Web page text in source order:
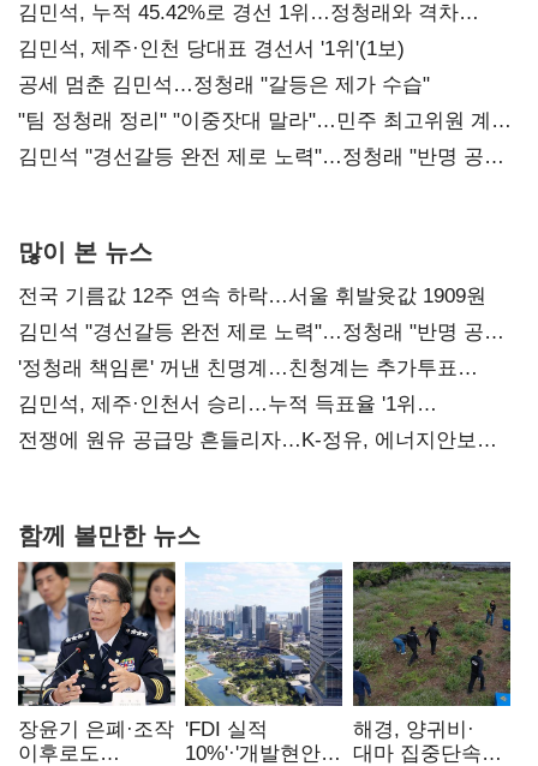
김민석, 누적 45.42%로 경선 1위…정청래와 격차
0.86%p(2보)
김민석, 제주·인천 당대표 경선서 '1위'(1보)
공세 멈춘 김민석…정청래 "갈등은 제가 수습"
"팀 정청래 정리" "이중잣대 말라"…민주 최고위원 계파
다툼 격화
김민석 "경선갈등 완전 제로 노력"…정청래 "반명 공세
많이 본 뉴스
전국 기름값 12주 연속 하락…서울 휘발윳값 1909원
김민석 "경선갈등 완전 제로 노력"…정청래 "반명 공세
사과부터"
'정청래 책임론' 꺼낸 친명계…친청계는 추가투표
때리기
김민석, 제주·인천서 승리…누적 득표율 '1위
탈환'(종합)
전쟁에 원유 공급망 흔들리자…K-정유, 에너지안보
함께 볼만한 뉴스
장윤기 은폐·조작
이후로도
'FDI 실적
10%'·'개발현안
해경, 양귀비·
대마 집중단속…